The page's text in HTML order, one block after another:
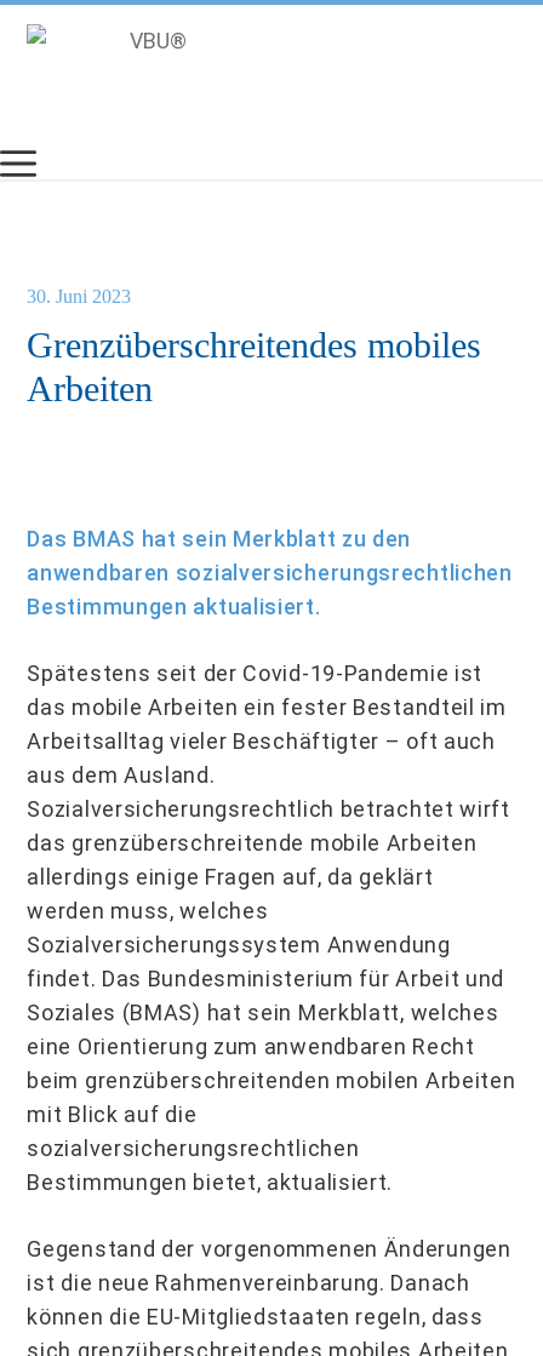
Inhalt
Grenzüberschreitendes mobiles
Arbeiten
30. Juni 2023
Das BMAS hat sein Merkblatt zu den
anwendbaren sozialversicherungsrechtlichen
Bestimmungen aktualisiert.
Spätestens seit der Covid-19-Pandemie ist
das mobile Arbeiten ein fester Bestandteil im
Arbeitsalltag vieler Beschäftigter – oft auch
aus dem Ausland.
Sozialversicherungsrechtlich betrachtet wirft
das grenzüberschreitende mobile Arbeiten
allerdings einige Fragen auf, da geklärt
werden muss, welches
Sozialversicherungssystem Anwendung
findet. Das Bundesministerium für Arbeit und
Soziales (BMAS) hat sein Merkblatt, welches
eine Orientierung zum anwendbaren Recht
beim grenzüberschreitenden mobilen Arbeiten
mit Blick auf die
sozialversicherungsrechtlichen
Bestimmungen bietet, aktualisiert.
Gegenstand der vorgenommenen Änderungen
ist die neue Rahmenvereinbarung. Danach
können die EU-Mitgliedstaaten regeln, dass
sich grenzüberschreitendes mobiles Arbeiten